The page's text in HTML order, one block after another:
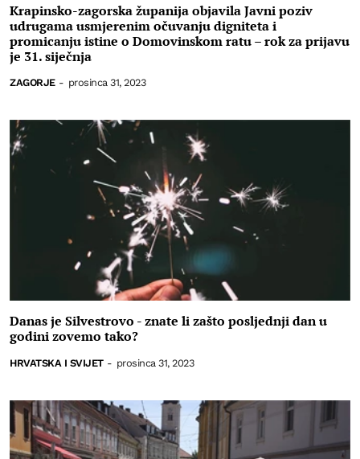
Krapinsko-zagorska županija objavila Javni poziv
udrugama usmjerenim očuvanju digniteta i
promicanju istine o Domovinskom ratu – rok za prijavu
je 31. siječnja
ZAGORJE - prosinca 31, 2023
Danas je Silvestrovo - znate li zašto posljednji dan u
godini zovemo tako?
HRVATSKA I SVIJET - prosinca 31, 2023